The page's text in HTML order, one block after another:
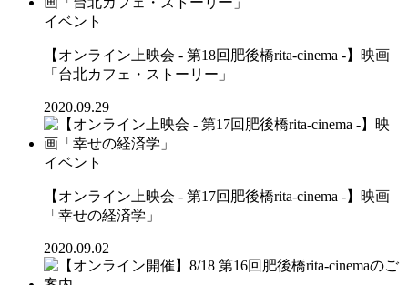
イベント
【オンライン上映会 - 第18回肥後橋rita-cinema -】映画
「台北カフェ・ストーリー」
2020.09.29
イベント
【オンライン上映会 - 第17回肥後橋rita-cinema -】映画
「幸せの経済学」
2020.09.02